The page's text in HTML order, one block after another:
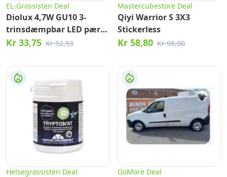
EL-Grossisten Deal
Diolux 4,7W GU10 3-
trinsdæmpbar LED pære
3000K 38°
Kr 33,75 Kr 52,53
Mastercubestore Deal
Qiyi Warrior S 3X3
Stickerless
Kr 58,80 Kr 98,00
Helsegrossisten Deal GoMore Deal